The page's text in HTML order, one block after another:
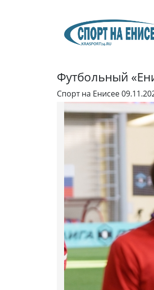
Футбольный
Спорт на Енисее